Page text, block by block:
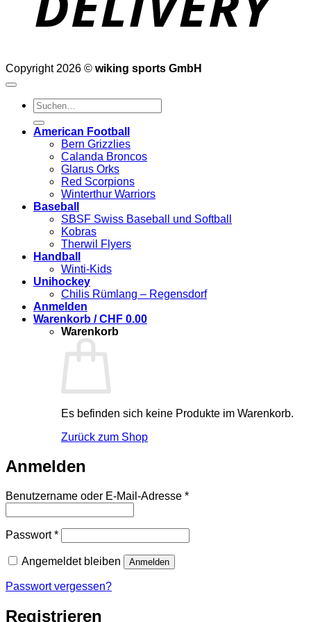
Copyright 2026 © wiking sports GmbH
Suchen
nach:
American Football
Bern Grizzlies
Calanda Broncos
Glarus Orks
Red Scorpions
Winterthur Warriors
Baseball
SBSF Swiss Baseball und Softball
Kobras
Therwil Flyers
Handball
Winti-Kids
Unihockey
Chilis Rümlang – Regensdorf
Anmelden
Warenkorb /CHF 0.00
Warenkorb
Es befinden sich keine Produkte im Warenkorb.
Zurück zum Shop
Anmelden
Benutzername oder E-Mail-Adresse *Erforderlich
Passwort*Erforderlich
Angemeldet bleiben Anmelden
Passwort vergessen?
Registrieren